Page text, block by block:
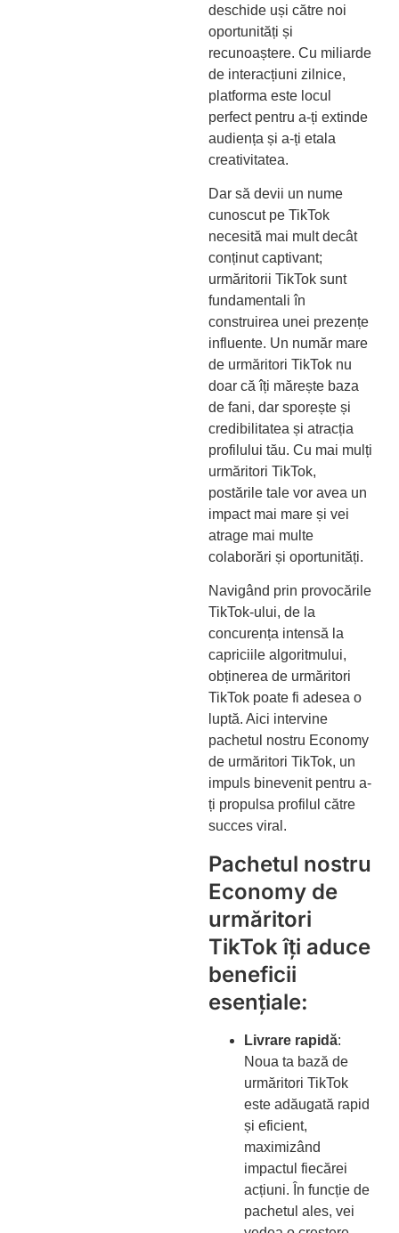
deschide uși către noi
oportunități și
recunoaștere. Cu miliarde
de interacțiuni zilnice,
platforma este locul
perfect pentru a-ți extinde
audiența și a-ți etala
creativitatea.
Dar să devii un nume
cunoscut pe TikTok
necesită mai mult decât
conținut captivant;
urmăritorii TikTok sunt
fundamentali în
construirea unei prezențe
influente. Un număr mare
de urmăritori TikTok nu
doar că îți mărește baza
de fani, dar sporește și
credibilitatea și atracția
profilului tău. Cu mai mulți
urmăritori TikTok,
postările tale vor avea un
impact mai mare și vei
atrage mai multe
colaborări și oportunități.
Navigând prin provocările
TikTok-ului, de la
concurența intensă la
capriciile algoritmului,
obținerea de urmăritori
TikTok poate fi adesea o
luptă. Aici intervine
pachetul nostru Economy
de urmăritori TikTok, un
impuls binevenit pentru a-
ți propulsa profilul către
succes viral.
Pachetul nostru
Economy de
urmăritori
TikTok îți aduce
beneficii
esențiale:
Livrare rapidă:
Noua ta bază de
urmăritori TikTok
este adăugată rapid
și eficient,
maximizând
impactul fiecărei
acțiuni. În funcție de
pachetul ales, vei